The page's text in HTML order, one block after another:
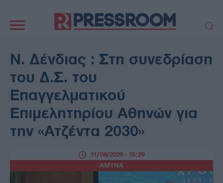
πλοήγηση
ΠΟΛΙΤΙΚΗ
ΕΚΚΛΗΣΙΑ
ΔΙΕΘΝΗ
ΚΥΠΡΟΣ
MEDIA
LIFESTYLE
SPORTS
ΑΥΤΟΔΙΟΙΚΗΣΗ
ΤΕΧΝΟΛΟΓΙΑ
ΠΑΡΑΞΕΝΑ
ΖΩΔΙΑ
Ν. Δένδιας : Στη συνεδρίαση
του Δ.Σ. του
Επαγγελματικού
Επιμελητηρίου Αθηνών για
την «Ατζέντα 2030»
ΑΜΥΝΑ
11/06/2026 - 15:29